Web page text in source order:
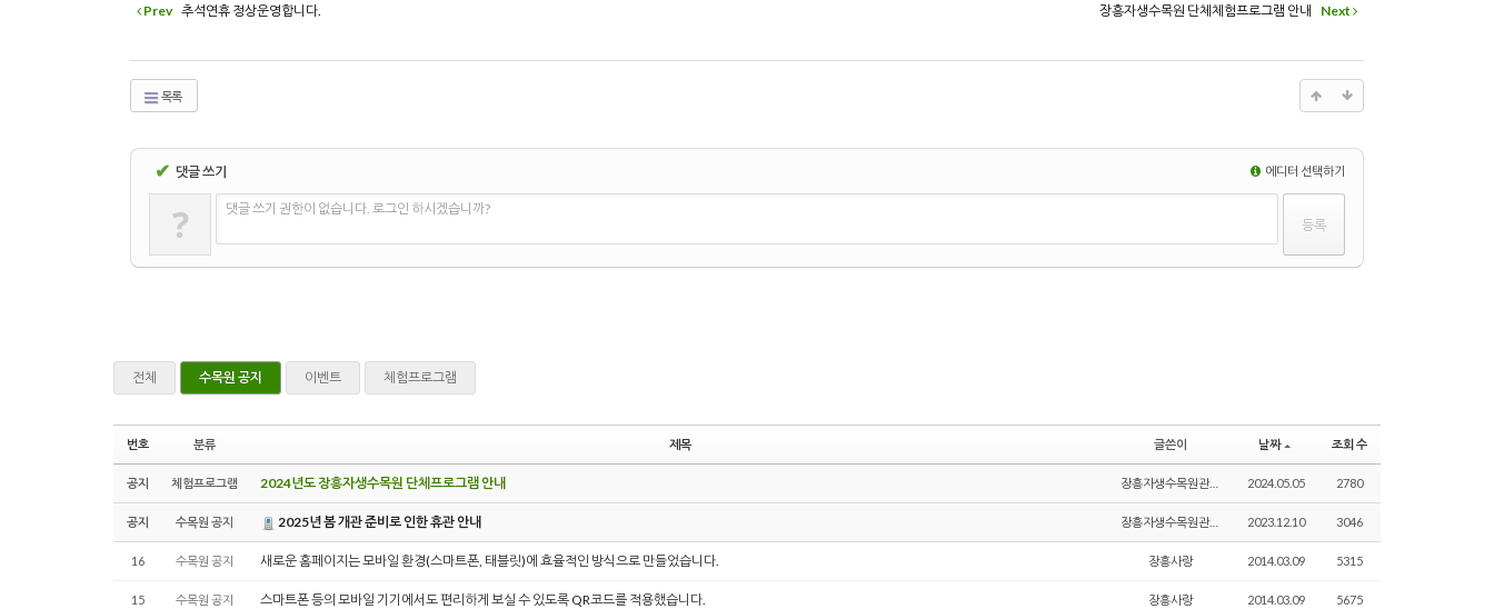
Prev 추석연휴 정상운영합니다. 장흥자생수목원 단체체험프로그램 안내 Next
목록
✔ 댓글 쓰기 에디터 선택하기
? 댓글 쓰기 권한이 없습니다. 로그인 하시겠습니까?
전체 수목원 공지 이벤트 체험프로그램
번호 분류 제목 글쓴이 날짜 조회 수
공지 체험프로그램 2024년도 장흥자생수목원 단체프로그램 안내 장흥자생수목원관리자 2024.05.05 2780
공지 수목원 공지 2025년 봄 개관 준비로 인한 휴관 안내 장흥자생수목원관리자 2023.12.10 3046
16 수목원 공지 새로운 홈페이지는 모바일 환경(스마트폰, 태블릿)에 효율적인 방식으로 만들었습니다. 장흥사랑 2014.03.09 5315
15 수목원 공지 스마트폰 등의 모바일 기기에서도 편리하게 보실 수 있도록 QR코드를 적용했습니다. 장흥사랑 2014.03.09 5675